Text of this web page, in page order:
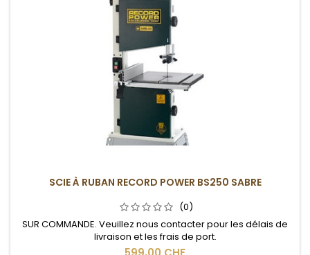
SCIE À RUBAN RECORD POWER BS250 SABRE
(0)
SUR COMMANDE. Veuillez nous contacter pour les délais de
livraison et les frais de port.